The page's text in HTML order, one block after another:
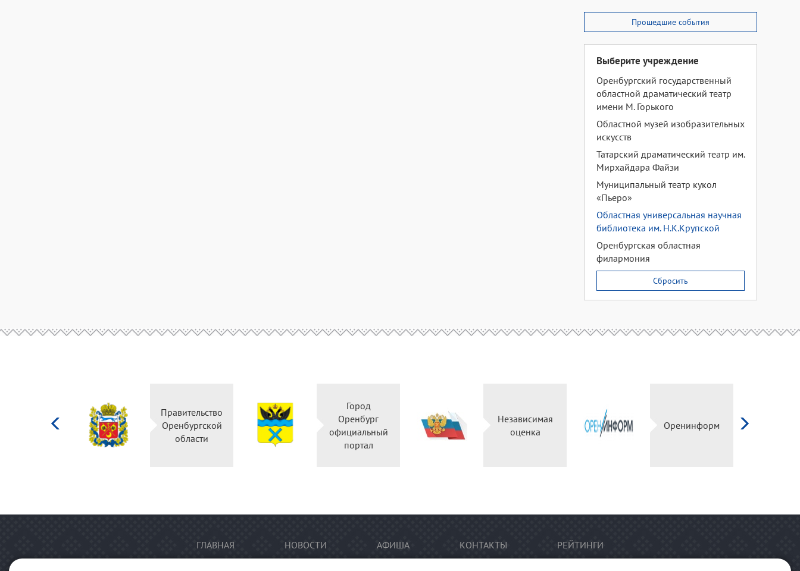
Прошедшие события
Выберите учреждение
Оренбургский государственный
областной драматический театр
имени М. Горького
Областной музей изобразительных
искусств
Татарский драматический театр им.
Мирхайдара Файзи
Муниципальный театр кукол
«Пьеро»
Областная универсальная научная
библиотека им. Н.К.Крупской
Оренбургская областная
филармония
Сбросить
Правительство
Оренбургской
области
Город
Оренбург
официальный
портал
Независимая
оценка
Оренинформ
ГЛАВНАЯ НОВОСТИ АФИША КОНТАКТЫ РЕЙТИНГИ